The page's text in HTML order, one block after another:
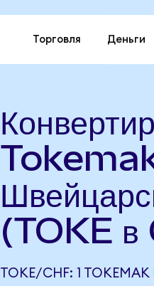
Торговля Деньги
(TOKE в
TOKE/CHF: 1